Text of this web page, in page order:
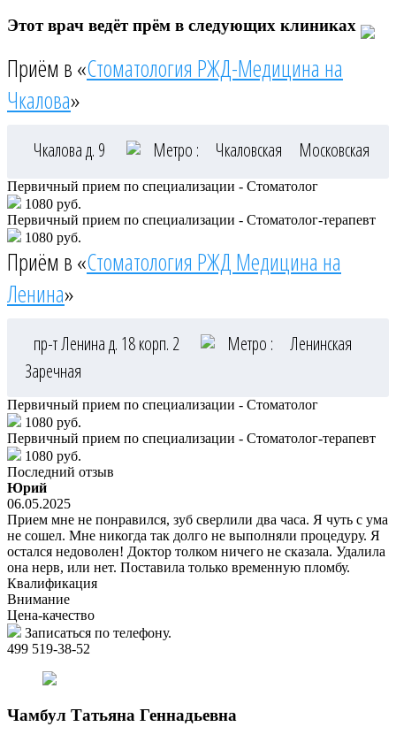
Этот врач ведёт прём в следующих клиниках
Приём в «Стоматология РЖД-Медицина на
Чкалова»
Чкалова д. 9 Метро : Чкаловская Московская
Первичный прием по специализации - Стоматолог
1080 руб.
Первичный прием по специализации - Стоматолог-терапевт
1080 руб.
Приём в «Стоматология РЖД Медицина на
Ленина»
пр-т Ленина д. 18 корп. 2 Метро :
Ленинская
Заречная
Первичный прием по специализации - Стоматолог
1080 руб.
Первичный прием по специализации - Стоматолог-терапевт
1080 руб.
Последний отзыв
Юрий
06.05.2025
Прием мне не понравился, зуб сверлили два часа. Я чуть с ума
не сошел. Мне никогда так долго не выполняли процедуру. Я
остался недоволен! Доктор толком ничего не сказала. Удалила
она нерв, или нет. Поставила только временную пломбу.
Квалификация
Внимание
Цена-качество
Записаться по телефону.
499 519-38-52
Чамбул Татьяна Геннадьевна